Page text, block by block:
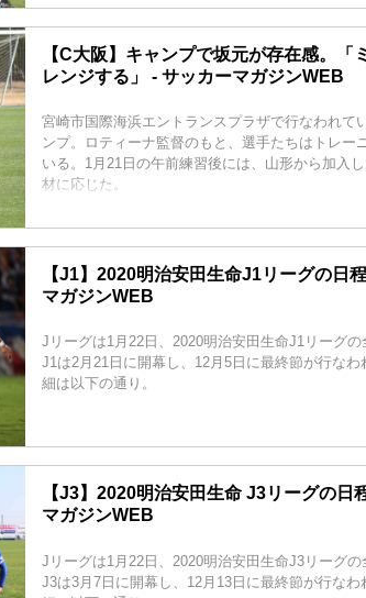
【C大阪】キャンプで坂元が存在感。「
レンジする」 - サッカーマガジンWEB
宮崎市国際海浜エントランスプラザで行なわれて
ンプ。ロティーナ監督のもと、選手たちはトレー
いる。1月21日の午前練習後には、山形から加入
材に応じた。
【J1】2020明治安田生命J1リーグの日
マガジンWEB
Jリーグは1月22日、2020明治安田生命J1リーグの
J1は2月21日に開幕し、12月5日に最終節が行な
細は以下の通り。
【J3】2020明治安田生命 J3リーグの日
マガジンWEB
Jリーグは1月22日、2020明治安田生命J3リーグの
J3は3月7日に開幕し、12月13日に最終節が行な